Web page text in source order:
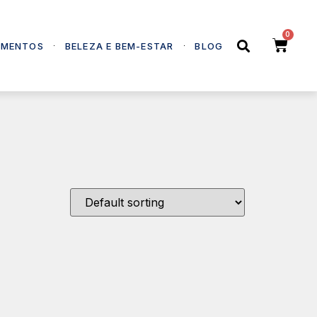
BELEZA E BEM-ESTAR BLOG